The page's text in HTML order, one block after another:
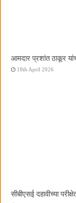
आमदार प्रशांत ठाकूर
18th April 2026
सीबीएसई दहावीच्या